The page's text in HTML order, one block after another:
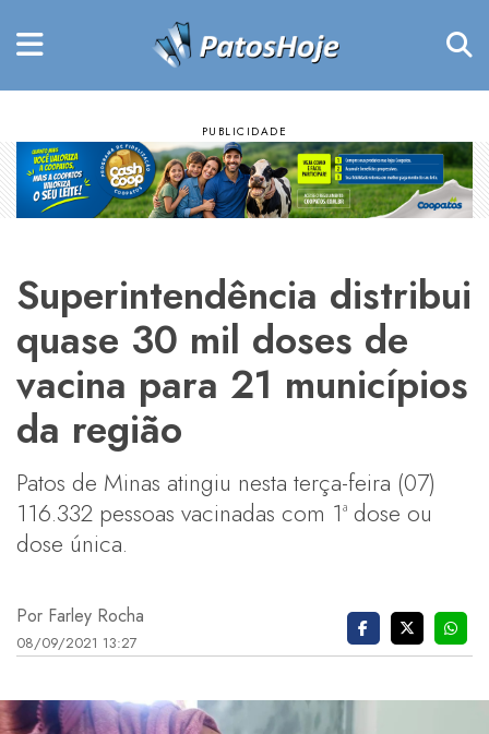
Superintendência distribui
quase 30 mil doses de
vacina para 21 municípios
da região
Patos de Minas atingiu nesta terça-feira (07)
116.332 pessoas vacinadas com 1ª dose ou
dose única.
Por Farley Rocha
08/09/2021 13:27